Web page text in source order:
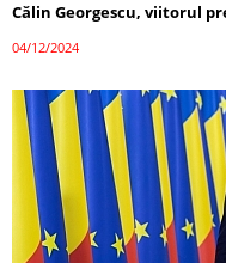
Călin Georgescu, viitorul
04/12/2024